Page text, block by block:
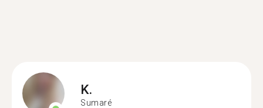
K.
Sumaré